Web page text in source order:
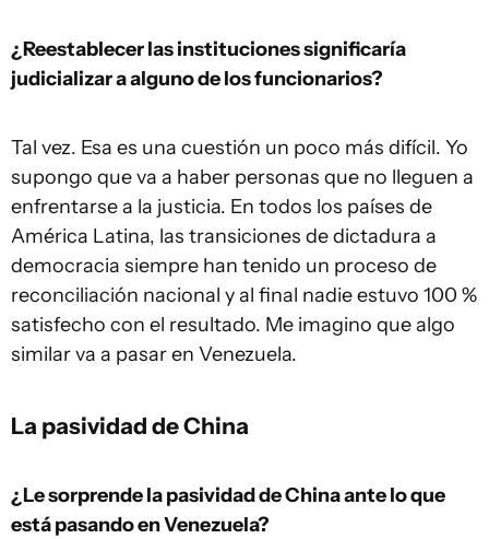
¿Reestablecer las instituciones significaría
judicializar a alguno de los funcionarios?
Tal vez. Esa es una cuestión un poco más difícil. Yo
supongo que va a haber personas que no lleguen a
enfrentarse a la justicia. En todos los países de
América Latina, las transiciones de dictadura a
democracia siempre han tenido un proceso de
reconciliación nacional y al final nadie estuvo 100 %
satisfecho con el resultado. Me imagino que algo
similar va a pasar en Venezuela.
La pasividad de China
¿Le sorprende la pasividad de China ante lo que
está pasando en Venezuela?